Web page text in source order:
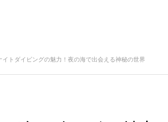
イトダイビングの魅力！夜の海で出会える神秘の世界